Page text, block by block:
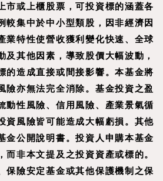
市或上櫃股票，可投資標的涵蓋各
較集中於中小型類股，因非經濟因
業特性使營收獲利變化快速、全球
及其他因素，導致股價大幅波動，
的造成直接或間接影響。本基金將
險亦無法完全消除。基金投資之盈
動性風險、信用風險、產業景氣循
資風險皆可能造成大幅虧損。其他
金公開說明書。投資人申購本基金
而非本文提及之投資資產或標的。
保險安定基金或其他保護機制之保